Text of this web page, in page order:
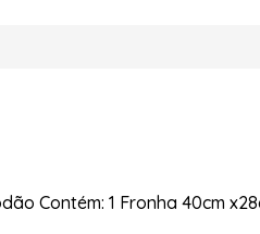
Contém: 1 Fronha 40cm